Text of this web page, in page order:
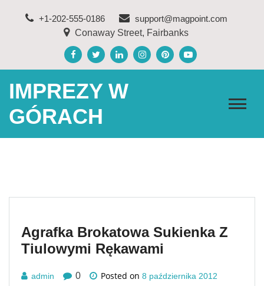
+1-202-555-0186
support@magpoint.com
Conaway Street, Fairbanks
IMPREZY W
GÓRACH
Agrafka Brokatowa Sukienka Z
Tiulowymi Rękawami
admin 0 Posted on 8 października 2012